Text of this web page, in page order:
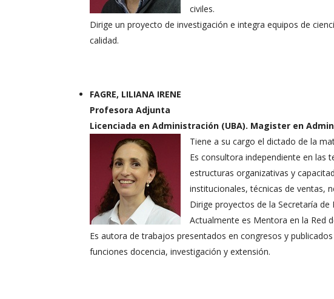
civiles.
Dirige un proyecto de investigación e integra equipos de
calidad.
FAGRE, LILIANA IRENE
Profesora Adjunta
Licenciada en Administración (UBA). Magister en
Tiene a su cargo el dictado de la
Es consultora independiente en las
estructuras organizativas y
institucionales, técnicas de ventas,
Dirige proyectos de la Secretaría
Actualmente es Mentora en la Red
Es autora de trabajos presentados en congresos y
funciones docencia, investigación y extensión.